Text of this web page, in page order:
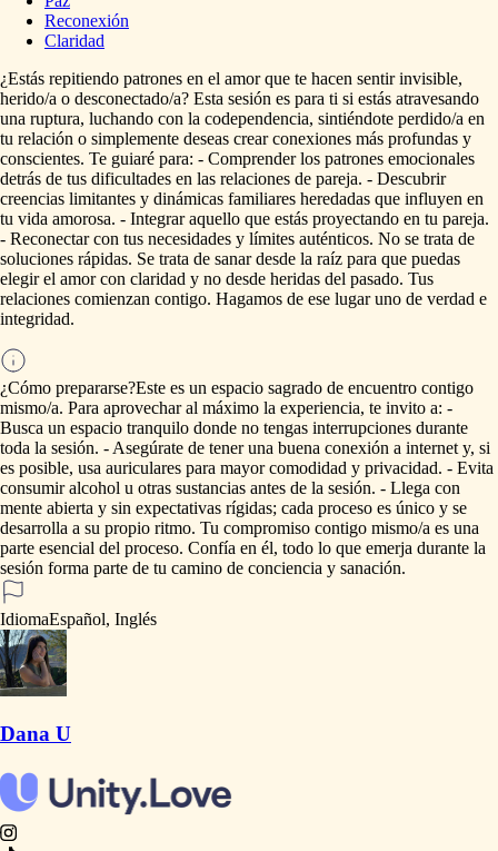
Reconexión
Claridad
¿Estás repitiendo patrones en el amor que te hacen sentir invisible,
herido​/​a o desconectado​/​a? Esta sesión es para ti si estás atravesando
una ruptura, luchando con la codependencia, sintiéndote perdido​/​a en
tu relación o simplemente deseas crear conexiones más profundas y
conscientes. Te guiaré para: - Comprender los patrones emocionales
detrás de tus dificultades en las relaciones de pareja. - Descubrir
creencias limitantes y dinámicas familiares heredadas que influyen en
tu vida amorosa. - Integrar aquello que estás proyectando en tu pareja.
- Reconectar con tus necesidades y límites auténticos. No se trata de
soluciones rápidas. Se trata de sanar desde la raíz para que puedas
elegir el amor con claridad y no desde heridas del pasado. Tus
relaciones comienzan contigo. Hagamos de ese lugar uno de verdad e
integridad.
¿Cómo prepararse?Este es un espacio sagrado de encuentro contigo
mismo​/​a. Para aprovechar al máximo la experiencia, te invito a: -
Busca un espacio tranquilo donde no tengas interrupciones durante
toda la sesión. - Asegúrate de tener una buena conexión a internet y, si
es posible, usa auriculares para mayor comodidad y privacidad. - Evita
consumir alcohol u otras sustancias antes de la sesión. - Llega con
mente abierta y sin expectativas rígidas; cada proceso es único y se
desarrolla a su propio ritmo. Tu compromiso contigo mismo​/​a es una
parte esencial del proceso. Confía en él, todo lo que emerja durante la
sesión forma parte de tu camino de conciencia y sanación.
IdiomaEspañol, Inglés
Dana U